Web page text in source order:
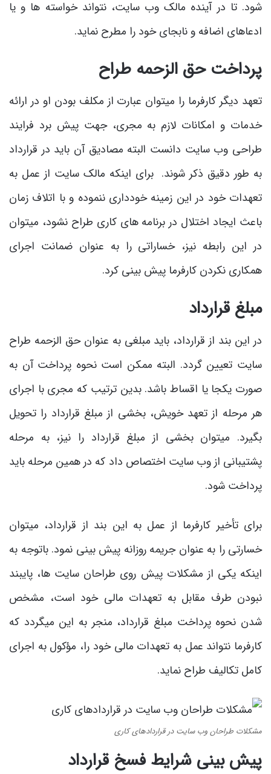
شود. تا در آینده مالک وب سایت، نتواند خواسته ها و یا
ادعاهای اضافه و نابجای خود را مطرح نماید.
پرداخت حق الزحمه طراح
تعهد دیگر کارفرما را می­توان عبارت از مکلف بودن او در ارائه
خدمات و امکانات لازم به مجری، جهت پیش برد فرایند
طراحی وب سایت دانست البته مصادیق آن باید در قرارداد
به طور دقیق ذکر شوند. برای اینکه مالک سایت از عمل به
تعهدات خود در این زمینه خودداری ننموده و با اتلاف زمان
باعث ایجاد اختلال در برنامه های کاری طراح نشود، می­توان
در این رابطه نیز، خساراتی را به عنوان ضمانت اجرای
همکاری نکردن کارفرما پیش بینی کرد.
مبلغ قرارداد
در این بند از قرارداد، باید مبلغی به عنوان حق الزحمه طراح
سایت تعیین گردد. البته ممکن است نحوه پرداخت آن به
صورت یکجا یا اقساط باشد. بدین ترتیب که مجری با اجرای
هر مرحله از تعهد خویش، بخشی از مبلغ قرارداد را تحویل
بگیرد. می­توان بخشی از مبلغ قرارداد را نیز، به مرحله
پشتیبانی از وب سایت اختصاص داد که در همین مرحله باید
پرداخت شود.
برای تأخیر کارفرما از عمل به این بند از قرارداد، می­توان
خسارتی را به عنوان جریمه روزانه پیش بینی نمود. باتوجه به
اینکه یکی از مشکلات پیش روی طراحان سایت ها، پایبند
نبودن طرف مقابل به تعهدات مالی خود است، مشخص
شدن نحوه پرداخت مبلغ قرارداد، منجر به این می­گردد که
کارفرما نتواند عمل به تعهدات مالی خود را، مؤکول به اجرای
کامل تکالیف طراح نماید.
مشکلات طراحان وب سایت در قراردادهای کاری
پیش بینی شرایط فسخ قرارداد